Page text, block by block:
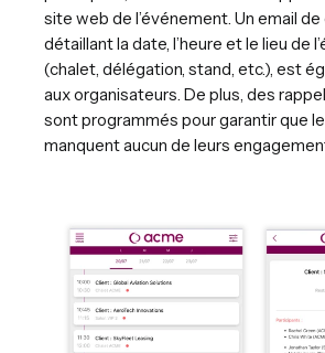
site web de l’événement. Un email
détaillant la date, l’heure et le lieu de
(chalet, délégation, stand, etc.), est
aux organisateurs. De plus, des
sont programmés pour garantir que
manquent aucun de leurs